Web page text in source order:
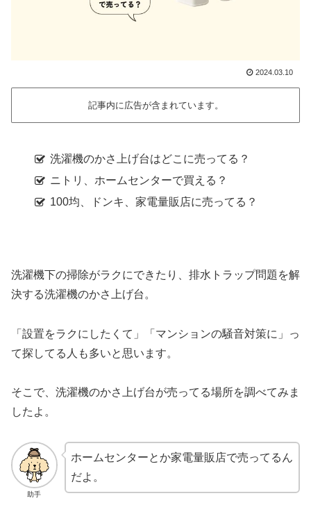
2024.03.10
記事内に広告が含まれています。
洗濯機のかさ上げ台はどこに売ってる？
ニトリ、ホームセンターで買える？
100均、ドンキ、家電量販店に売ってる？
洗濯機下の掃除がラクにできたり、排水トラップ問題を解
決する洗濯機のかさ上げ台。
「設置をラクにしたくて」「マンションの騒音対策に」っ
て探してる人も多いと思います。
そこで、洗濯機のかさ上げ台が売ってる場所を調べてみま
したよ。
助手
ホームセンターとか家電量販店で売ってるん
だよ。